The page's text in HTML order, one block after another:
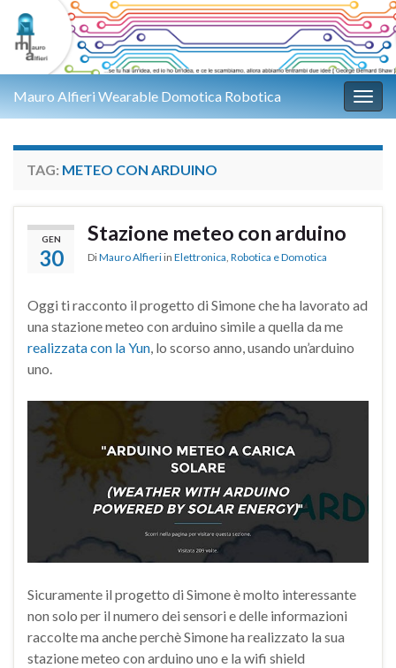
Mauro Alfieri Wearable Domotica Robotica
TAG: METEO CON ARDUINO
GEN
30
Stazione meteo con arduino
DiMauro Alfieri in Elettronica, Robotica e Domotica
Oggi ti racconto il progetto di Simone che ha lavorato ad
una stazione meteo con arduino simile a quella da me
realizzata con la Yun, lo scorso anno, usando un’arduino
uno.
Sicuramente il progetto di Simone è molto interessante
non solo per il numero dei sensori e delle informazioni
raccolte ma anche perchè Simone ha realizzato la sua
stazione meteo con arduino uno e la wifi shield